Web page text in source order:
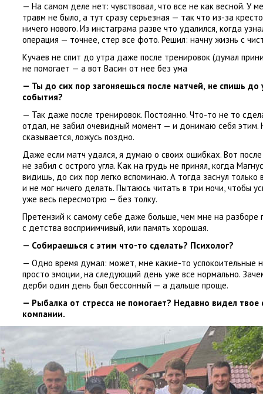
— На самом деле нет: чувствовал, что все не как весной. У
травм не было, а тут сразу серьезная — так что из-за
ничего нового. Из инстаграма разве что удалился, когда
операция — точнее, стер все фото. Решил: начну жизнь с
Кучаев не спит до утра даже после тренировок (думал
не помогает — а вот Васин от нее без ума
— Ты до сих пор загоняешься после матчей, не спишь до
события?
— Так даже после тренировок. Постоянно. Что-то не то
отдал, не забил очевидный момент — и донимаю себя этим.
сказывается, ложусь поздно.
Даже если матч удался, я думаю о своих ошибках. Вот после
не забил с острого угла. Как на грудь не принял, когда
видишь, до сих пор легко вспоминаю. А тогда заснул только
и не мог ничего делать. Пытаюсь читать в три ночи, чтобы
уже весь пересмотрю — без толку.
Претензий к самому себе даже больше, чем мне на разборе
с детства восприимчивый, или память хорошая.
— Собираешься с этим что-то сделать? Психолог?
— Одно время думал: может, мне какие-то успокоительные
просто эмоции, на следующий день уже все нормально.
дерби один день был бессонный — а дальше проще.
— Рыбалка от стресса не помогает? Недавно видел
компании.